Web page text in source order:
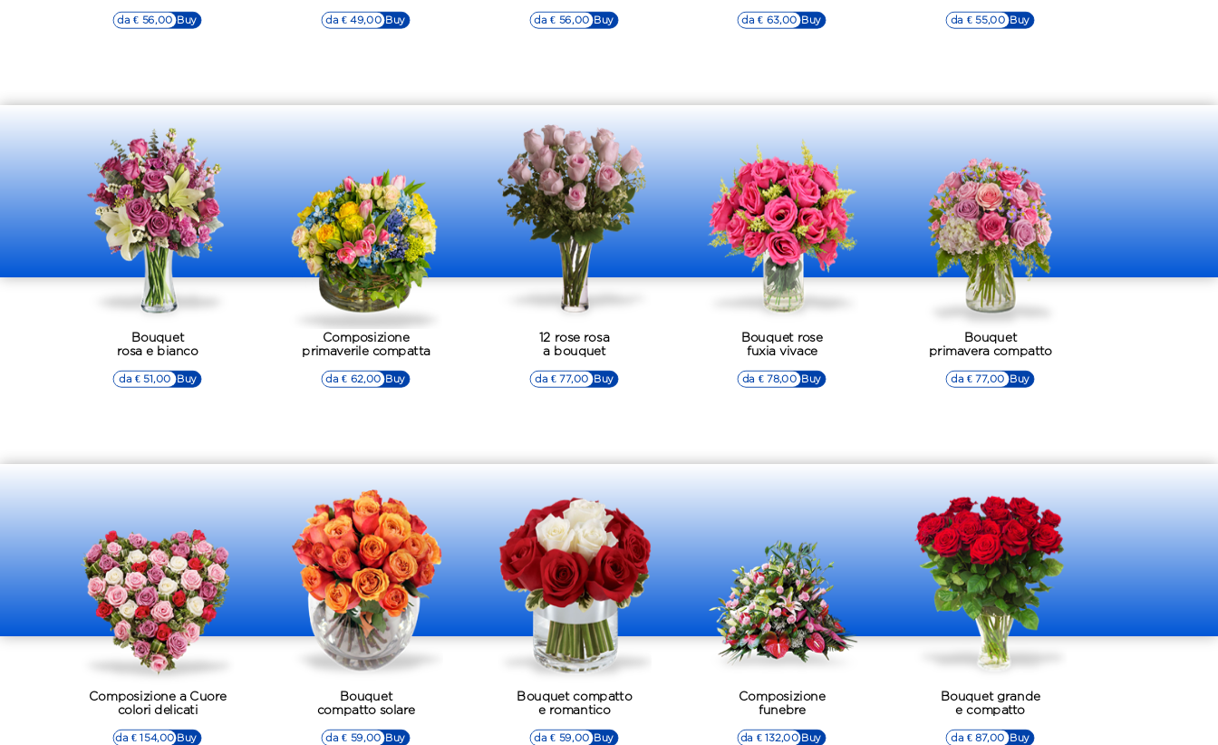
▷▷ Buy
da € 56,00 ▷▷ Buy
da € 49,00 ▷▷ Buy
da € 56,00 ▷▷ Buy
da € 63,00 ▷▷ Buy
da € 55,00
Bouquet
rosa e bianco
▷▷ Buy
da € 51,00
Composizione
primaverile compatta
▷▷ Buy
da € 62,00
12 rose rosa
a bouquet
▷▷ Buy
da € 77,00
Bouquet rose
fuxia vivace
▷▷ Buy
da € 78,00
Bouquet
primavera compatto
▷▷ Buy
da € 77,00
Composizione a Cuore
colori delicati
▷▷ Buy
da € 154,00
Bouquet
compatto solare
▷▷ Buy
da € 59,00
Bouquet compatto
e romantico
▷▷ Buy
da € 59,00
Composizione
funebre
▷▷ Buy
da € 132,00
Bouquet grande
e compatto
▷▷ Buy
da € 87,00